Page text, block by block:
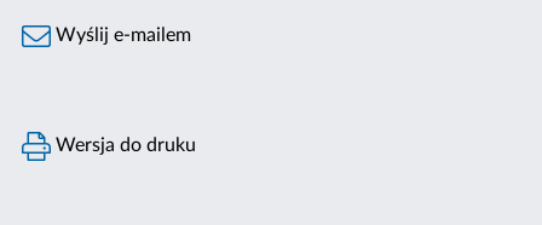
Wyślij e-mailem
Wersja do druku